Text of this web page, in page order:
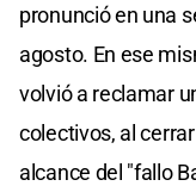
pronunció en una
agosto. En ese
volvió a reclamar
colectivos, al
alcance del "fallo